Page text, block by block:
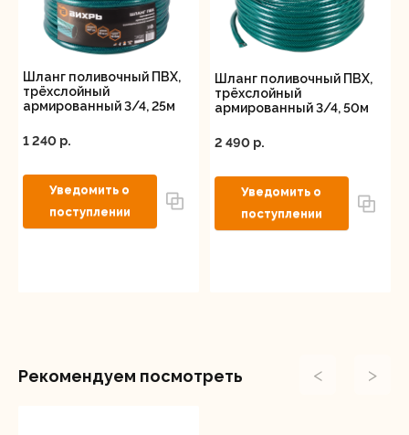
Шланг поливочный ПВХ,
трёхслойный
армированный 3/4, 25м
1 240 p.
Шланг поливочный ПВХ,
трёхслойный
армированный 3/4, 50м
2 490 p.
Рекомендуем посмотреть < >